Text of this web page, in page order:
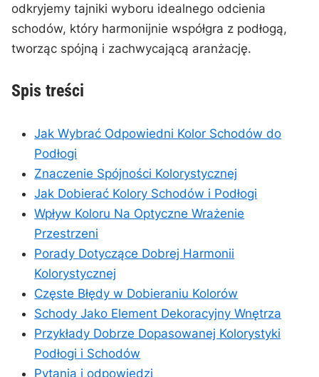
odkryjemy tajniki wyboru idealnego odcienia
schodów, który harmonijnie ⁤współgra z podłogą,
tworząc spójną i zachwycającą aranżację.
Spis treści
Jak Wybrać Odpowiedni Kolor ⁢Schodów do​
Podłogi
Znaczenie Spójności Kolorystycznej
Jak Dobierać Kolory Schodów i Podłogi
Wpływ Koloru Na Optyczne⁢ Wrażenie
⁢Przestrzeni
Porady Dotyczące Dobrej Harmonii
Kolorystycznej
Częste Błędy w Dobieraniu ‌Kolorów
Schody Jako ⁣Element ⁣Dekoracyjny Wnętrza
Przykłady Dobrze ⁤Dopasowanej Kolorystyki‍
Podłogi i ⁣Schodów
Pytania i odpowiedzi